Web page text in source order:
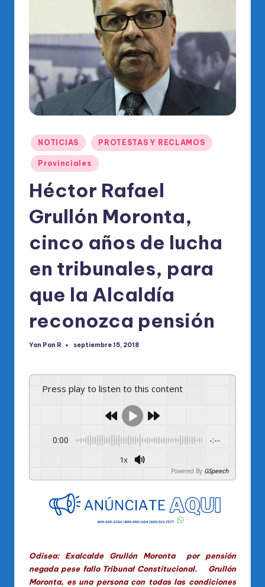
o
O
ci
al
R
M
Publicado
en
NOTICIAS PROTESTAS Y RECLAMOS
Provinciales
Héctor Rafael
Grullón Moronta,
cinco años de lucha
en tribunales, para
que la Alcaldía
reconozca pensión
Publicado
Yan Pan R septiembre 15, 2018
Press play to listen to this content
0:00 -:--
1x
Powered By GSpeech
Odisea: Exalcalde Grullón Moronta por pensión
negada pese fallo Tribunal Constitucional. Grullón
Moronta, es una persona con todas las condiciones